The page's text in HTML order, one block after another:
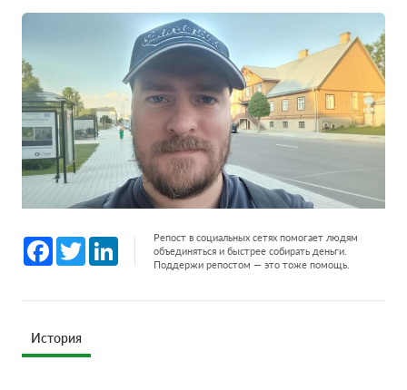
Facebook
Twitter LinkedInРепост в социальных сетях помогает людям
объединяться и быстрее собирать деньги.
Поддержи репостом — это тоже помощь.
История